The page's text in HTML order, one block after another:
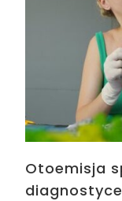
Otoemisja